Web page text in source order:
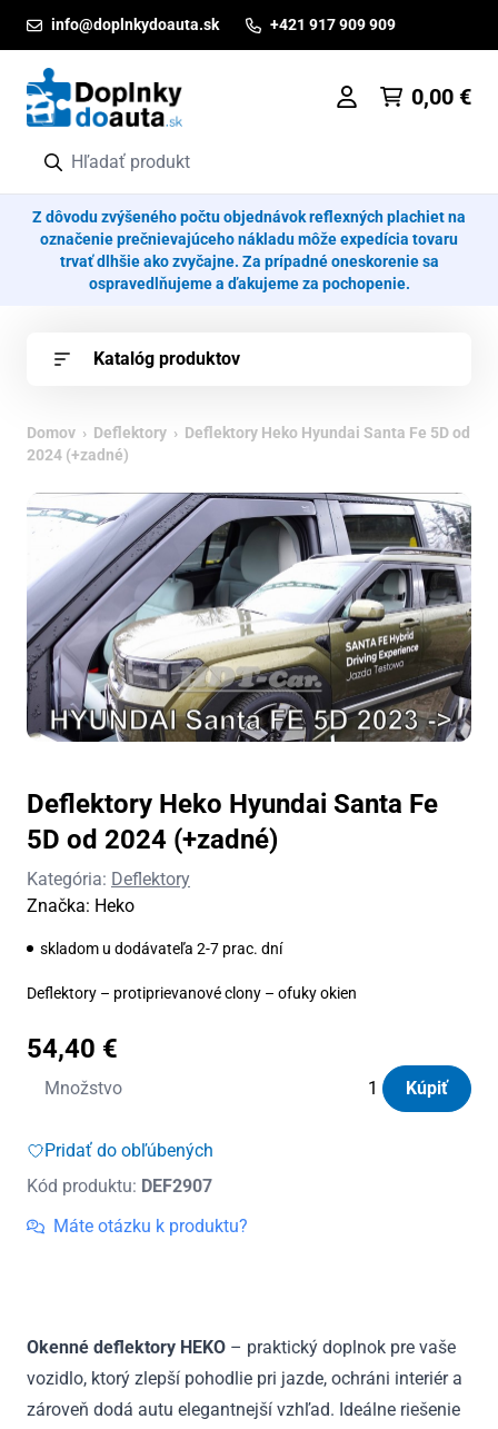
info@doplnkydoauta.sk +421 917 909 909
0,00 €
Z dôvodu zvýšeného počtu objednávok reflexných plachiet na
označenie prečnievajúceho nákladu môže expedícia tovaru
trvať dlhšie ako zvyčajne. Za prípadné oneskorenie sa
ospravedlňujeme a ďakujeme za pochopenie.
Katalóg produktov
Domov › Deflektory › Deflektory Heko Hyundai Santa Fe 5D od
2024 (+zadné)
Deflektory Heko Hyundai Santa Fe
5D od 2024 (+zadné)
Kategória: Deflektory
Značka: Heko
skladom u dodávateľa 2-7 prac. dní
Deflektory – protiprievanové clony – ofuky okien
54,40 €
Množstvo
množstvo
Heko
Santa
Fe
Kúpiť
Pridať do obľúbených
Kód produktu: DEF2907
Máte otázku k produktu?
Okenné deflektory HEKO – praktický doplnok pre vaše
vozidlo, ktorý zlepší pohodlie pri jazde, ochráni interiér a
zároveň dodá autu elegantnejší vzhľad. Ideálne riešenie